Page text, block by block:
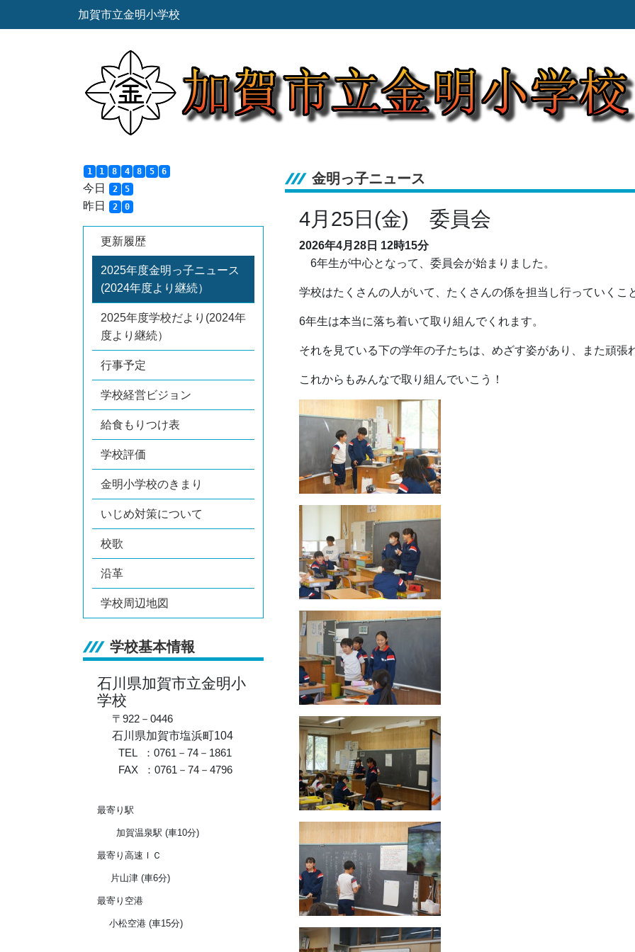
加賀市立金明小学校
1 1 8 4 8 5 6
今日 2 5
昨日 2 0
更新履歴
2025年度金明っ子ニュース
(2024年度より継続）
2025年度学校だより(2024年
度より継続）
行事予定
学校経営ビジョン
給食もりつけ表
学校評価
金明小学校のきまり
いじめ対策について
校歌
沿革
学校周辺地図
学校基本情報
石川県加賀市立金明小
学校
〒922－0446
石川県加賀市塩浜町104
TEL ：0761－ 74－1861
FAX ：0761－74－4796
最寄り駅
加賀温泉駅 (車10分)
最寄り高速ＩＣ
片山津 (車6分)
最寄り空港
小松空港 (車15分)
金明っ子ニュース
4月25日(金) 委員会
2026年4月28日 12時15分
6年生が中心となって、委員会が始まりました。
学校はたくさんの人がいて、たくさんの係を担当し行っていくこ
6年生は本当に落ち着いて取り組んでくれます。
それを見ている下の学年の子たちは、めざす姿があり、また頑張
これからもみんなで取り組んでいこう！